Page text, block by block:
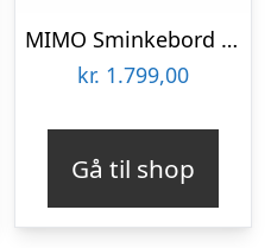
MIMO Sminkebord med spejl – 85x35cm Petrolblå
kr. 1.799,00
Gå til shop